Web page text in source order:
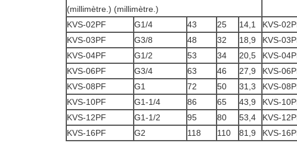
(millimètre.) (millimètre.)
KVS-02PF G1/4 43 25 14,1 KVS-
KVS-03PF
G3/8 48 32 18,9 KVS-
KVS-04PF
G1/2 53 34 20,5 KVS-
KVS-06PF
G3/4 63 46 27,9 KVS-
KVS-08PF
G1 72 50 31,3 KVS-
KVS-10PF
G1-1/4 86 65 43,9 KVS-
KVS-12PF
G1-1/2 95 80 53,4 KVS-
KVS-16PF
G2 118 110 81,9 KVS-